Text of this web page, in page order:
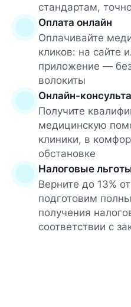
стандартам,
Оплата онлайн
Оплачивайте
кликов: на сайте
приложение —
волокиты
Онлайн-
Получите
медицинскую
клиники, в
обстановке
Налоговые
Верните до 13%
подготовим
получения
соответствии с